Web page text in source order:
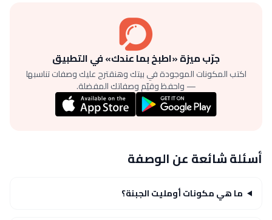
جرّب ميزة «اطبخ بما عندك» في التطبيق
اكتب المكونات الموجودة في بيتك وهنقترح عليك وصفات تناسبها
— واحفظ وقيّم وصفاتك المفضلة.
أسئلة شائعة عن الوصفة
ما هي مكونات أومليت الجبنة؟